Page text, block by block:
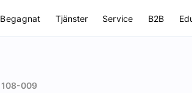
Begagnat Tjänster Service B2B
108-009